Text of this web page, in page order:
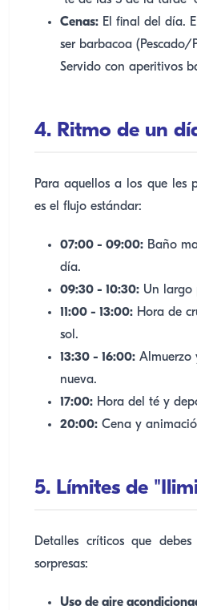
Cenas: El final del día.
ser barbacoa
Servido con aperitivos
4. Ritmo de un
Para aquellos a los que les
es el flujo estándar:
07:00 - 09:00: Baño
día.
09:30 - 10:30: Un largo
11:00 - 13:00: Hora de
sol.
13:30 - 16:00: Almuerzo
nueva.
17:00: Hora del té y
20:00: Cena y
5. Límites de
Detalles críticos que
sorpresas:
Uso de aire